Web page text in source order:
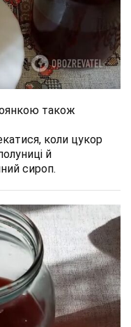
також
коли цукор
й
сироп.